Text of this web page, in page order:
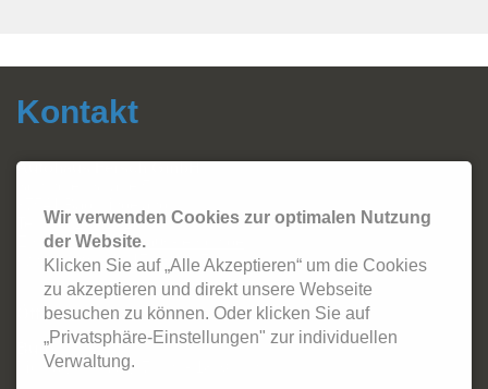
Kontakt
Autohaus Fersch GmbH
Tel.:08324 - 2420
Email:info@autohaus-fersch.de
WhatsApp: +49 178/894 2786
Öffnungszeiten:
Büro
Montag - Freitag: 7 Uhr - 18:30 Uhr
Wir verwenden Cookies zur optimalen Nutzung
der Website.
Klicken Sie auf „Alle Akzeptieren“ um die Cookies
zu akzeptieren und direkt unsere Webseite
besuchen zu können. Oder klicken Sie auf
„Privatsphäre-Einstellungen" zur individuellen
Verwaltung.